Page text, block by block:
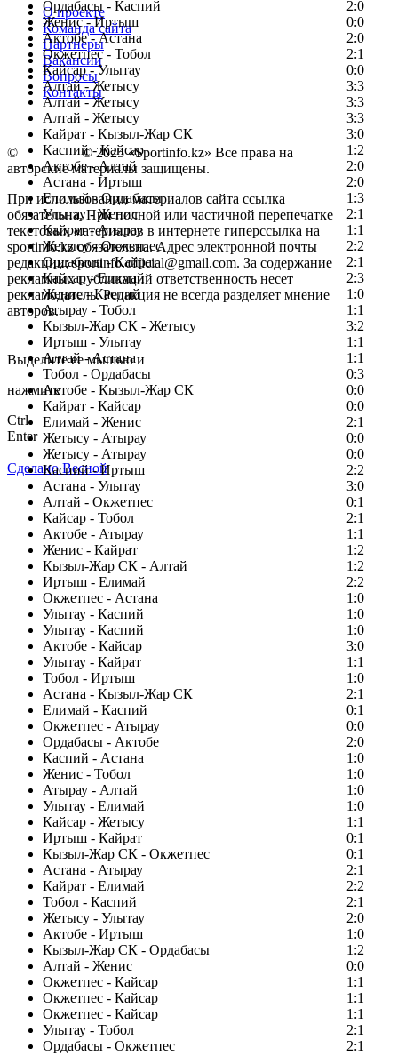
Ордабасы - Каспий
2:0
Женис - Иртыш
0:0
Актобе - Астана
2:0
Окжетпес - Тобол
2:1
Кайсар - Улытау
0:0
Алтай - Жетысу
3:3
Алтай - Жетысу
3:3
Алтай - Жетысу
3:3
Кайрат - Кызыл-Жар СК
3:0
Каспий - Кайсар
1:2
Актобе - Алтай
2:0
Астана - Иртыш
2:0
Елимай - Ордабасы
1:3
Улытау - Женис
2:1
Кайрат - Атырау
1:1
Жетысу - Окжетпес
2:2
Ордабасы - Кайрат
2:1
Кайсар - Елимай
2:3
Женис - Каспий
1:0
Атырау - Тобол
1:1
Кызыл-Жар СК - Жетысу
3:2
Иртыш - Улытау
1:1
Алтай - Астана
1:1
Тобол - Ордабасы
0:3
Актобе - Кызыл-Жар СК
0:0
Кайрат - Кайсар
0:0
Елимай - Женис
2:1
Жетысу - Атырау
0:0
Жетысу - Атырау
0:0
Каспий - Иртыш
2:2
Астана - Улытау
3:0
Алтай - Окжетпес
0:1
Кайсар - Тобол
2:1
Актобе - Атырау
1:1
Женис - Кайрат
1:2
Кызыл-Жар СК - Алтай
1:2
Иртыш - Елимай
2:2
Окжетпес - Астана
1:0
Улытау - Каспий
1:0
Улытау - Каспий
1:0
Актобе - Кайсар
3:0
Улытау - Кайрат
1:1
Тобол - Иртыш
1:0
Астана - Кызыл-Жар СК
2:1
Елимай - Каспий
0:1
Окжетпес - Атырау
0:0
Ордабасы - Актобе
2:0
Каспий - Астана
1:0
Женис - Тобол
1:0
Атырау - Алтай
1:0
Улытау - Елимай
1:0
Кайсар - Жетысу
1:1
Иртыш - Кайрат
0:1
Кызыл-Жар СК - Окжетпес
0:1
Астана - Атырау
2:1
Кайрат - Елимай
2:2
Тобол - Каспий
2:1
Жетысу - Улытау
2:0
Актобе - Иртыш
1:0
Кызыл-Жар СК - Ордабасы
1:2
Алтай - Женис
0:0
Окжетпес - Кайсар
1:1
Окжетпес - Кайсар
1:1
Окжетпес - Кайсар
1:1
Улытау - Тобол
2:1
Ордабасы - Окжетпес
2:1
О проекте
Команда сайта
Партнеры
Вакансии
Вопросы
Контакты
© Copyright© 2025 «Sportinfo.kz» Все права на
авторские материалы защищены.
При использовании материалов сайта ссылка
обязательна. При полной или частичной перепечатке
текстовых материалов в интернете гиперссылка на
sportinfo.kz обязательна. Адрес электронной почты
редакции: sportinfo.official@gmail.com. За содержание
рекламных публикаций ответственность несет
рекламодатель. Редакция не всегда разделяет мнение
авторов.
Заметили ошибку в тексте?
Выделите ее мышью и
нажмите
Ctrl
Enter
Сделано Весной